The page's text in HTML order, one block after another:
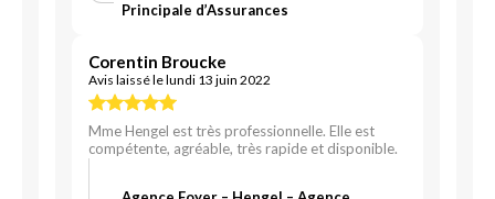
Principale d’Assurances
Corentin Broucke
Avis laissé le lundi 13 juin 2022
Mme Hengel est très professionnelle. Elle est
compétente, agréable, très rapide et disponible.